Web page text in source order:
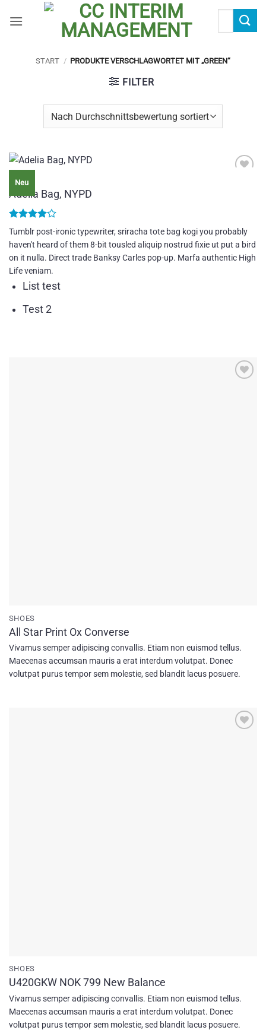
Inhalt
Suchen
START / PRODUKTE VERSCHLAGWORTET MIT „GREEN“
FILTER
Neu
BAGS
Adelia Bag, NYPD
Bewertet
mit4
von 5
Tumblr post-ironic typewriter, sriracha tote bag kogi you probably
haven't heard of them 8-bit tousled aliquip nostrud fixie ut put a bird
on it nulla. Direct trade Banksy Carles pop-up. Marfa authentic High
Life veniam.
List test
Test 2
SHOES
All Star Print Ox Converse
Vivamus semper adipiscing convallis. Etiam non euismod tellus.
Maecenas accumsan mauris a erat interdum volutpat. Donec
volutpat purus tempor sem molestie, sed blandit lacus posuere.
SHOES
U420GKW NOK 799 New Balance
Vivamus semper adipiscing convallis. Etiam non euismod tellus.
Maecenas accumsan mauris a erat interdum volutpat. Donec
volutpat purus tempor sem molestie, sed blandit lacus posuere.